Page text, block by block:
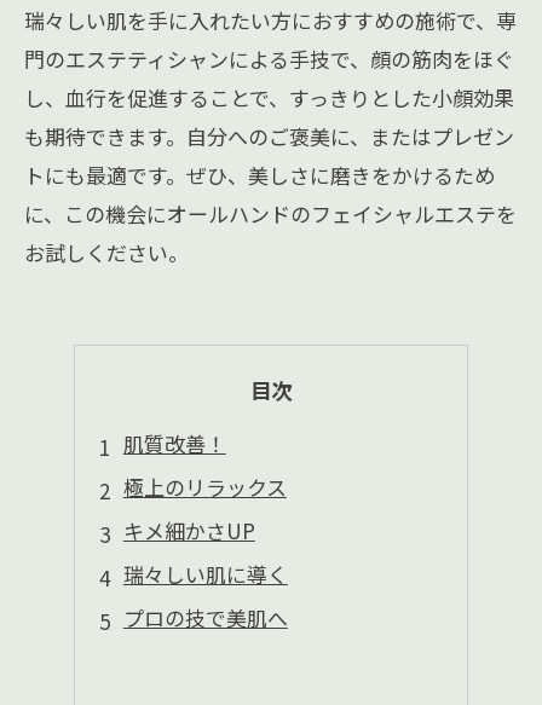
瑞々しい肌を手に入れたい方におすすめの施術で、専
門のエステティシャンによる手技で、顔の筋肉をほぐ
し、血行を促進することで、すっきりとした小顔効果
も期待できます。自分へのご褒美に、またはプレゼン
トにも最適です。ぜひ、美しさに磨きをかけるため
に、この機会にオールハンドのフェイシャルエステを
お試しください。
目次
肌質改善！
極上のリラックス
キメ細かさUP
瑞々しい肌に導く
プロの技で美肌へ